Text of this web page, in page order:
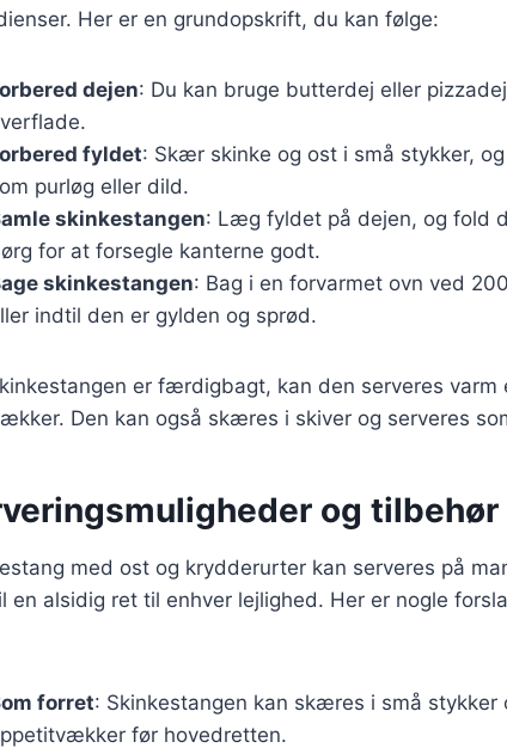
Her er en grundopskrift, du kan følge:
dejen: Du kan bruge butterdej eller
fyldet: Skær skinke og ost i små stykker,
purløg eller dild.
skinkestangen: Læg fyldet på dejen, og fold
for at forsegle kanterne godt.
skinkestangen: Bag i en forvarmet ovn ved
indtil den er gylden og sprød.
er færdigbagt, kan den serveres
Den kan også skæres i skiver og serveres
og
med ost og krydderurter kan serveres på
en alsidig ret til enhver lejlighed. Her er nogle
forret: Skinkestangen kan skæres i små stykker
før hovedretten.